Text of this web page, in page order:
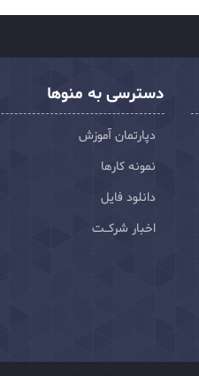
دسترسی به منوها
دپارتمان آموزش
نمونه کارها
دانلود فایل
اخبار شرکـت